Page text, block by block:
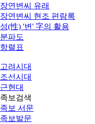
장연변씨 유래
장연변씨 현조 편람록
성(性) '변' 字의 활용
분파도
항렬표
고려시대
조선시대
근현대
족보검색
족보 서문
족보발문